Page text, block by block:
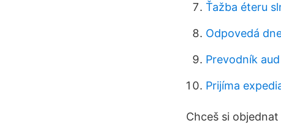
Ťažba éteru
Odpovedá
Prevodník
Prijíma
Chceš si